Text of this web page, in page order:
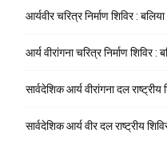
आर्यवीर चरित्र निर्माण शिविर : बलिया
आर्य वीरांगना चरित्र निर्माण शिविर :
सार्वदेशिक आर्य वीरांगना दल
सार्वदेशिक आर्य वीर दल राष्ट्रीय